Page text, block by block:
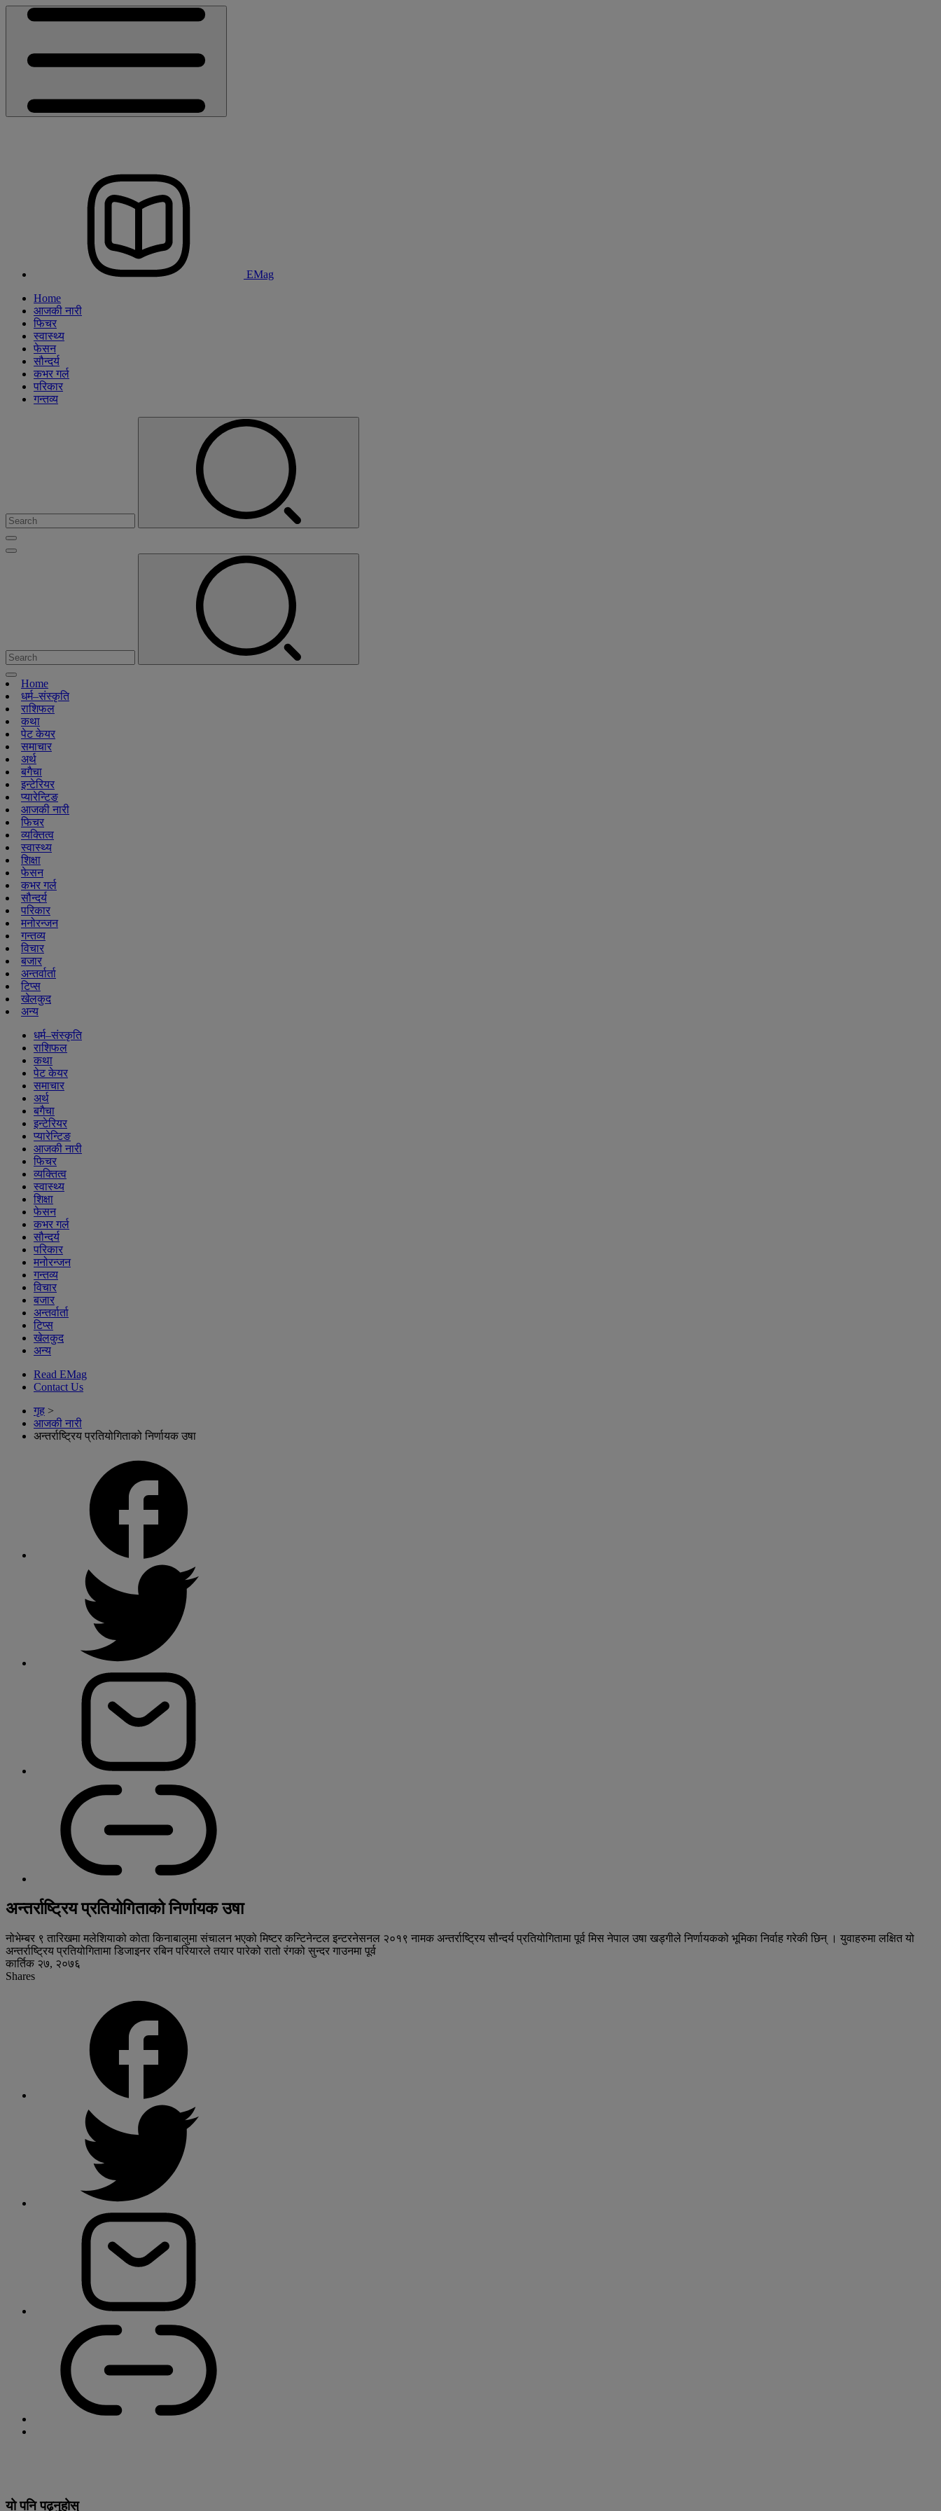
EMag
Home
आजकी नारी
फिचर
स्वास्थ्य
फेसन
सौन्दर्य
कभर गर्ल
परिकार
गन्तव्य
Home
धर्म–संस्कृति
राशिफल
कथा
पेट केयर
समाचार
अर्थ
बगैचा
इन्टेरियर
प्यारेन्टिङ
आजकी नारी
फिचर
व्यक्तित्व
स्वास्थ्य
शिक्षा
फेसन
कभर गर्ल
सौन्दर्य
परिकार
मनोरन्जन
गन्तव्य
विचार
बजार
अन्तर्वार्ता
टिप्स
खेलकुद
अन्य
धर्म–संस्कृति
राशिफल
कथा
पेट केयर
समाचार
अर्थ
बगैचा
इन्टेरियर
प्यारेन्टिङ
आजकी नारी
फिचर
व्यक्तित्व
स्वास्थ्य
शिक्षा
फेसन
कभर गर्ल
सौन्दर्य
परिकार
मनोरन्जन
गन्तव्य
विचार
बजार
अन्तर्वार्ता
टिप्स
खेलकुद
अन्य
Read EMag
Contact Us
गृह >
आजकी नारी
अन्तर्राष्ट्रिय प्रतियोगिताको निर्णायक उषा
अन्तर्राष्ट्रिय प्रतियोगिताको निर्णायक उषा
नोभेम्बर ९ तारिखमा मलेशियाको कोता किनाबालुमा संचालन भएको मिष्टर कन्टिनेन्टल इन्टरनेसनल २०१९ नामक अन्तर्राष्ट्रिय सौन्दर्य प्रतियोगितामा पूर्व मिस नेपाल उषा खड्गीले निर्णायकको भूमिका निर्वाह गरेकी छिन् । युवाहरुमा लक्षित यो
अन्तर्राष्ट्रिय प्रतियोगितामा डिजाइनर रबिन परियारले तयार पारेको रातो रंगको सुन्दर गाउनमा पूर्व
कार्तिक २७, २०७६
Shares
यो पनि पढ्नुहोस्